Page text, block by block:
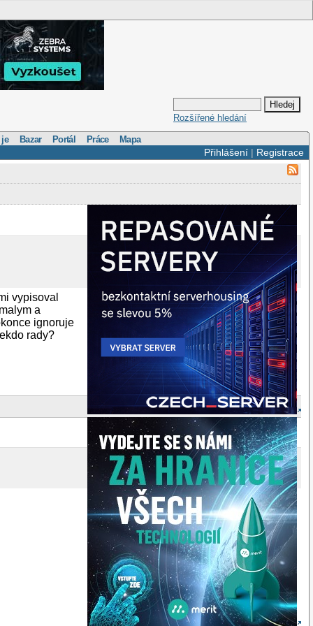
Rozšířené hledání
je Bazar Portál Práce Mapa
Přihlášení| Registrace
vypisoval
a
ignoruje
rady?